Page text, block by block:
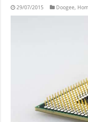
29/07/2015 Doogee,